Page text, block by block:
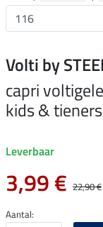
Volti by
capri
kids & tieners
Leverbaar
3,99 € 22,90 €
Aantal: